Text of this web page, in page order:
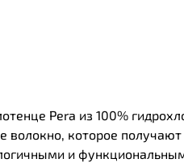
Pera из 100%
волокно, которое
и